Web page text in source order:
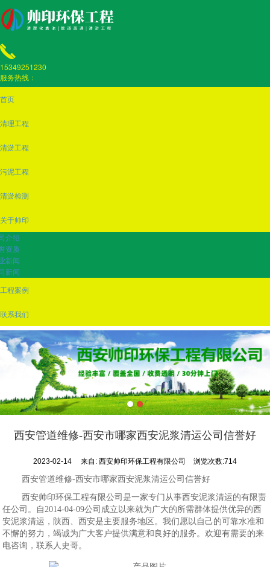
15349251230
服务热线：
首页
清理工程
清淤工程
污泥工程
清淤检测
关于帅印
介绍
资质
新闻
新闻
工程案例
联系我们
西安管道维修-西安市哪家西安泥浆清运公司信誉好
2023-02-14 来自:西安帅印环保工程有限公司 浏览次数:714
西安管道维修-西安市哪家西安泥浆清运公司信誉好
西安帅印环保工程有限公司是一家专门从事西安泥浆清运的有限责
任公司。自2014-04-09公司成立以来就为广大的所需群体提供优异的西
安泥浆清运，陕西、西安是主要服务地区。我们愿以自己的可靠水准和
不懈的努力，竭诚为广大客户提供满意和良好的服务。欢迎有需要的来
电咨询，联系人史哥。